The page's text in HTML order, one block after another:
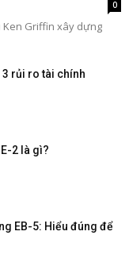
0
Ken Griffin xây dựng
3 rủi ro tài chính
2 là gì?
EB-5: Hiểu đúng để